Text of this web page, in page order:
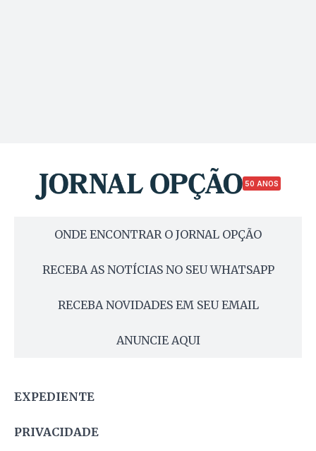
50 ANOS
ONDE ENCONTRAR O JORNAL OPÇÃO
RECEBA AS NOTÍCIAS NO SEU WHATSAPP
RECEBA NOVIDADES EM SEU EMAIL
ANUNCIE AQUI
EXPEDIENTE
PRIVACIDADE